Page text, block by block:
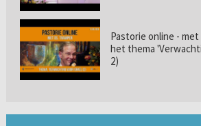
Pastorie online -
het thema
2)